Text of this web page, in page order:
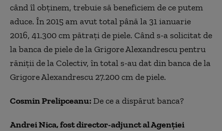
când îl obținem, trebuie să beneficiem de ce putem
aduce. În 2015 am avut total până la 31 ianuarie
2016, 41.300 cm pătraţi de piele. Când s-a solicitat de
la banca de piele de la Grigore Alexandrescu pentru
răniții de la Colectiv, în total s-au dat din banca de la
Grigore Alexandrescu 27.200 cm de piele.
Cosmin Prelipceanu:De ce a dispărut banca?
Andrei Nica, fost director-adjunct al Agenţiei